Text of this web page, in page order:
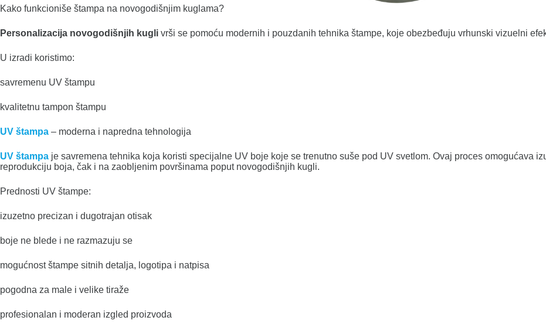
Kako funkcioniše štampa na novogodišnjim kuglama?
Personalizacija novogodišnjih kugli vrši se pomoću modernih i pouzdanih tehnika štampe, koje obezbeđuju vrhunski vizuelni
U izradi koristimo:
savremenu UV štampu
kvalitetnu tampon štampu
UV štampa – moderna i napredna tehnologija
UV štampa je savremena tehnika koja koristi specijalne UV boje koje se trenutno suše pod UV svetlom. Ovaj proces omogućava
reprodukciju boja, čak i na zaobljenim površinama poput novogodišnjih kugli.
Prednosti UV štampe:
izuzetno precizan i dugotrajan otisak
boje ne blede i ne razmazuju se
mogućnost štampe sitnih detalja, logotipa i natpisa
pogodna za male i velike tiraže
profesionalan i moderan izgled proizvoda